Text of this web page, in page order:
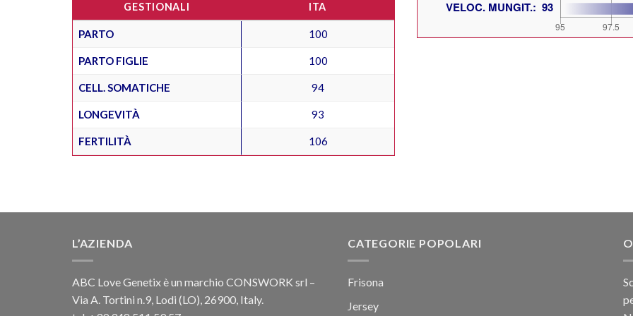
GESTIONALI ITA
PARTO 100
PARTO FIGLIE 100
CELL. SOMATICHE 94
LONGEVITÀ 93
FERTILITÀ 106
L’AZIENDA
ABC Love Genetix è un marchio CONSWORK srl –
Via A. Tortini n.9, Lodi (LO), 26900, Italy.
CATEGORIE POPOLARI
Frisona
Jersey